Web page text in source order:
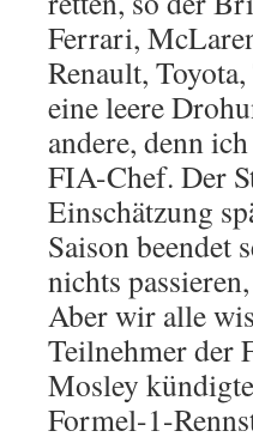
Ferrari,
Renault,
eine leere
andere, denn
FIA-Chef. Der
Einschätzung
Saison beendet
nichts
Aber wir alle
Teilnehmer der
Mosley
Formel-1-